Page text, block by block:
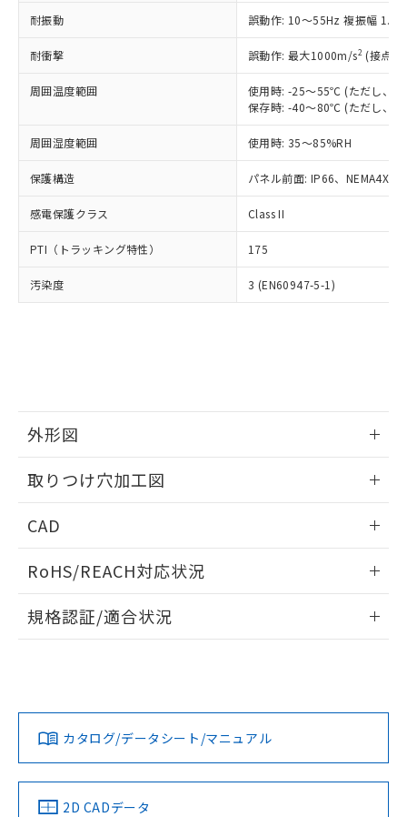
耐振動 誤動作: 10～55Hz 複振幅
耐衝撃 誤動作: 最大1000m/s2 (接点
周囲温度範囲
使用時: -25～55℃ (ただし、氷
保存時: -40～80℃ (ただし、氷
周囲湿度範囲 使用時: 35～85%RH
保護構造 パネル前面: IP66、NEMA4X,
感電保護クラス Class II
PTI（トラッキング特性） 175
汚染度 3 (EN60947-5-1)
外形図
取りつけ穴加工図
CAD
ドすることができます。
ログイン/会員登録
ダウンロードデータをご利用いただく前に、以下を必ずお読
みください。
ソフトウェアの使用条件
RoHS/REACH対応状況
EU RoHS 注意事項・凡例
対応済み
中国 RoHS 注意事項・凡例
規格認証/適合状況
LR型式承認
（イギリス
船舶規格）
DNV型式承認
（ノルウェー
BV型式承認
（フランス
KR型式
（韓国
カタログ/データシート/マニュアル
2D CADデータ
正式な納期状況および標準価格はお客
様のお取引先、またはお客様担当のオ
ムロン制御機器販売店・当社販売員に
オムロン制御機器販売店や当社販売拠
販売ネットワーク
」をご確認
在庫状況および標準価格結果を当社の
示しないようお願いします。
マイパーツ機能（部品リスト作成サー
ビス）をご利用いただくには、I-Web
メンバーズにご登録されている必要が
お客様が当ウェブサイト上で当社にご
登録された部品リストについて、当社
の共同利用に関して"
の「1.共同利
指します。
ルベンジル（BBP） 1000ppm以下、フタル酸ジブチル
（DBP） 1000ppm以下、フタル酸ジイソブチル
但し、RoHS指令で産業用監視および制御機器に対する
フタル酸エステル類の４物質については閾値を超える意
図的な使用がないことを確認しています。
部品在庫の切り替え状況などにより、予定
月が前後することがあります。
※3 非含有証明書ダウンロード
51物質の非含有証明書（当社基準）
※本証明書は発行日時点で非含有を証明す
るもので、過去に遡って非含有を証明する
また、RoHS指令のフタル酸エステル類４
物質の対応では、対応完了までの期間は出
既に当社にて対応品への在庫切替を完了
していることから、特段のことがない限
り、2022年1月12日より割愛しておりま
す。
DBP(フタル酸ジブチル) : 1000ppm、 DIBP(フタル酸ジ
イソブチル) : 1000ppm、 BBP(フタル酸ブチルベンジ
「ｅ」：有害物質（10物質）のすべてが基
準値以下であることを示します。
「10」：通常の使用状況下において有害物
質が外部に漏えいし、環境に深刻な影響を
及ぼさない年数を意味します。
「－」：未確認です。当社販売部門へお問
全に破砕するなど、違法に輸出されな
いよう必要な手段を講じます。
当社は貴社製品を、核兵器、ミサイ
ル、化学兵器、生物兵器またはその他
武器並びにこれらの製造装置等に一切
当社は、貴社製品を第三者に販売する
場合は、上記1、2および3の内容を当
該第三者に通知します。また当社は、
販売先および販売に係わる関係者が違
法に輸出するおそれがある場合は、取
－
在庫なし(最新の在庫状況につ
いては、お客様のお取引先、ま
たはお客様担当のオムロン制御
機器販売店・当社販売員にご確
空
受注生産機種、また在庫状況の
情報を公開していない機種